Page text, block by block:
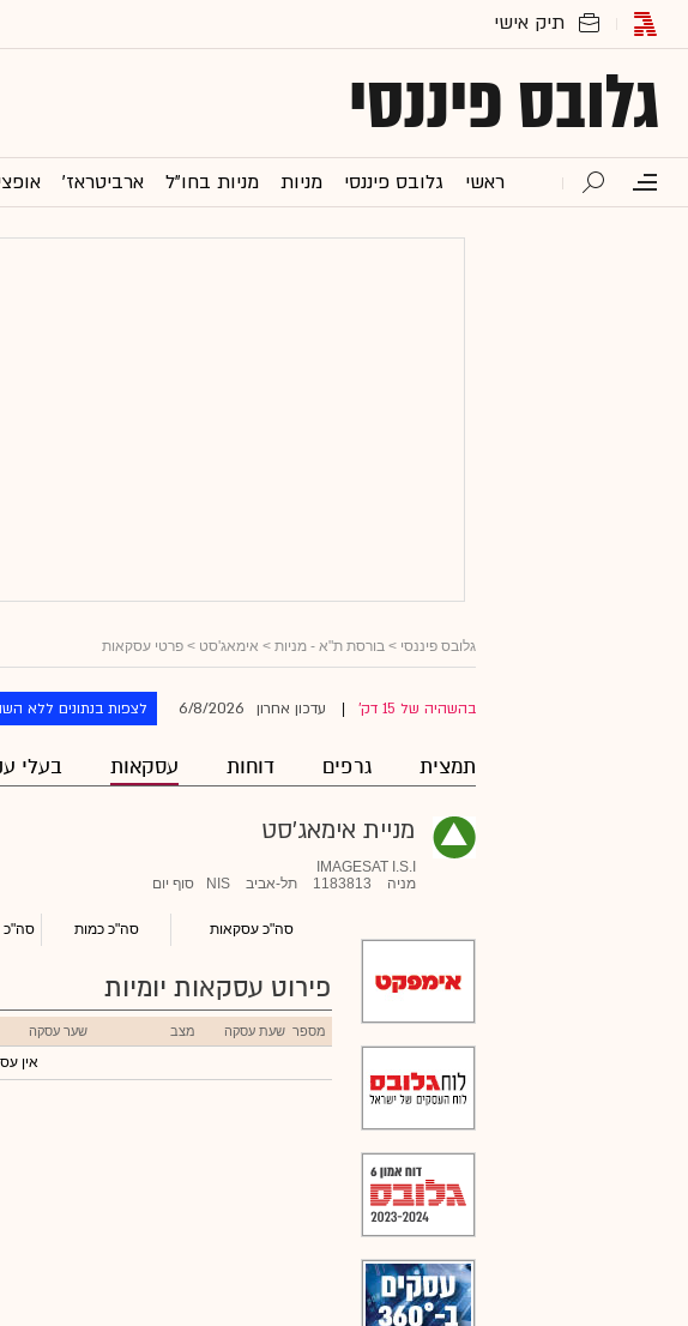
גלובס פיננסי
ראשי גלובס פיננסי מניות מניות בחו"ל ארביטראז'
גלובס פיננסי > בורסת ת"א - מניות > אימאג'סט > פרטי עסקאות
בהשהיה של 15 דק' עדכון אחרון 6/8/2026 לצפות בנתונים ללא
תמצית גרפים דוחות עסקאות בעלי
מניית אימאג'סט
IMAGESAT I.S.I
מניה
1183813 תל-אביב NIS סוף יום
סה"כ עסקאות סה"כ כמות סה"כ
פירוט עסקאות יומיות
מספר שעת עסקה מצב שער עסקה
אין